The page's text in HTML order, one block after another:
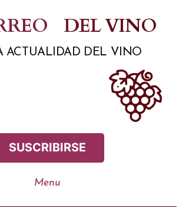
DEL VINO
ACTUALIDAD DEL VINO
SUSCRIBIRSE